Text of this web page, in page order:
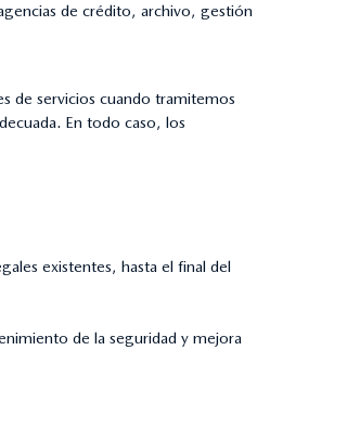
de crédito, archivo, gestión
de servicios cuando tramitemos
En todo caso, los
existentes, hasta el final del
de la seguridad y mejora